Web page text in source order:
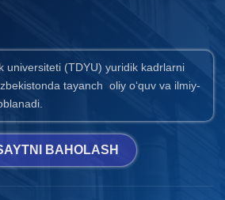
universiteti (TDYU) yuridik kadrlarni
tayanch oliy o‘quv va ilmiy-
BAHOLASH